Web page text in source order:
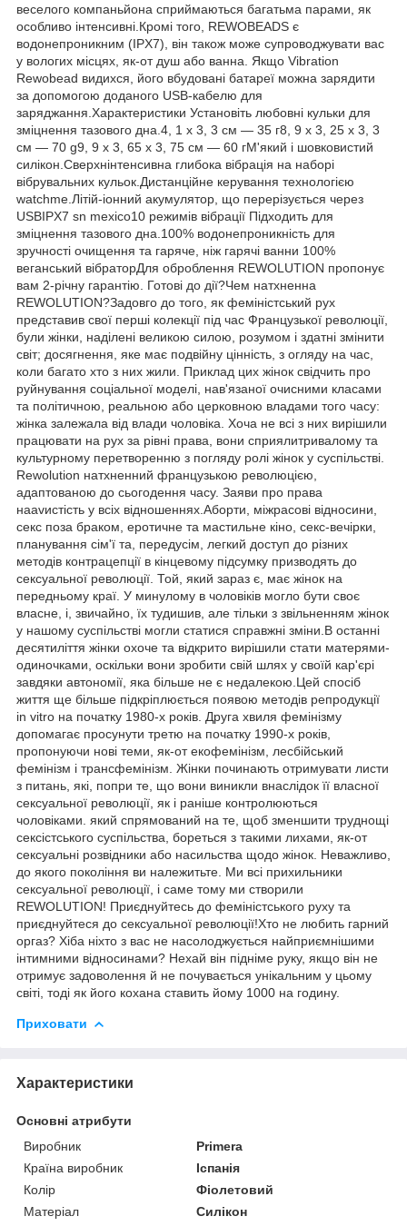
веселого компаньйона сприймаються багатьма парами, як
особливо інтенсивні.Кромі того, REWOBEADS є
водонепроникним (IPX7), він також може супроводжувати вас
у вологих місцях, як-от душ або ванна. Якщо Vibration
Rewobead видихся, його вбудовані батареї можна зарядити
за допомогою доданого USB-кабелю для
заряджання.Характеристики Установіть любовні кульки для
зміцнення тазового дна.4, 1 x 3, 3 см — 35 г8, 9 x 3, 25 x 3, 3
см — 70 g9, 9 x 3, 65 x 3, 75 см — 60 гМ'який і шовковистий
силікон.Сверхнінтенсивна глибока вібрація на наборі
вібрувальних кульок.Дистанційне керування технологією
watchme.Літій-іонний акумулятор, що перерізується через
USBIPX7 sn mexico10 режимів вібрації Підходить для
зміцнення тазового дна.100% водонепроникність для
зручності очищення та гаряче, ніж гарячі ванни 100%
веганський вібраторДля оброблення REWOLUTION пропонує
вам 2-річну гарантію. Готові до дії?Чем натхненна
REWOLUTION?Задовго до того, як феміністський рух
представив свої перші колекції під час Французької революції,
були жінки, наділені великою силою, розумом і здатні змінити
світ; досягнення, яке має подвійну цінність, з огляду на час,
коли багато хто з них жили. Приклад цих жінок свідчить про
руйнування соціальної моделі, нав'язаної очисними класами
та політичною, реальною або церковною владами того часу:
жінка залежала від влади чоловіка. Хоча не всі з них вирішили
працювати на рух за рівні права, вони сприялитривалому та
культурному перетворенню з погляду ролі жінок у суспільстві.
Rewolution натхненний французькою революцією,
адаптованою до сьогодення часу. Заяви про права
наavистість у всіх відношеннях.Аборти, міжрасові відносини,
секс поза браком, еротичне та мастильне кіно, секс-вечірки,
планування сім'ї та, передусім, легкий доступ до різних
методів контрацепції в кінцевому підсумку призводять до
сексуальної революції. Той, який зараз є, має жінок на
передньому краї. У минулому в чоловіків могло бути своє
власне, і, звичайно, їх тудишив, але тільки з звільненням жінок
у нашому суспільстві могли статися справжні зміни.В останні
десятиліття жінки охоче та відкрито вирішили стати матерями-
одиночками, оскільки вони зробити свій шлях у своїй кар'єрі
завдяки автономії, яка більше не є недалекою.Цей спосіб
життя ще більше підкріплюється появою методів репродукції
in vitro на початку 1980-х років. Друга хвиля фемінізму
допомагає просунути третю на початку 1990-х років,
пропонуючи нові теми, як-от екофемінізм, лесбійський
фемінізм і трансфемінізм. Жінки починають отримувати листи
з питань, які, попри те, що вони виникли внаслідок її власної
сексуальної революції, як і раніше контролюються
чоловіками. який спрямований на те, щоб зменшити труднощі
сексістського суспільства, бореться з такими лихами, як-от
сексуальні розвідники або насильства щодо жінок. Неважливо,
до якого покоління ви належитьте. Ми всі прихильники
сексуальної революції, і саме тому ми створили
REWOLUTION! Приєднуйтесь до феміністського руху та
приєднуйтеся до сексуальної революції!Хто не любить гарний
оргаз? Хіба ніхто з вас не насолоджується найприємнішими
інтимними відносинами? Нехай він підніме руку, якщо він не
отримує задоволення й не почувається унікальним у цьому
світі, тоді як його кохана ставить йому 1000 на годину.
Приховати
Характеристики
Основні атрибути
Виробник
Primera
Країна виробник
Іспанія
Колір
Фіолетовий
Матеріал
Силікон